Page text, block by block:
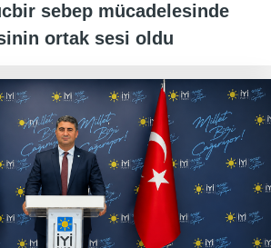
sebep mücadelesinde
ortak sesi oldu